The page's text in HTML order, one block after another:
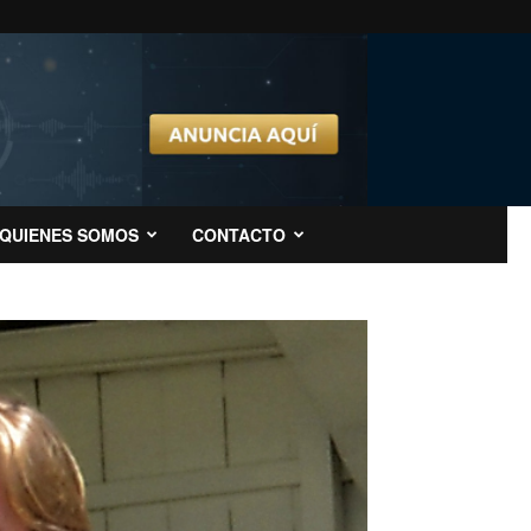
QUIENES SOMOS CONTACTO